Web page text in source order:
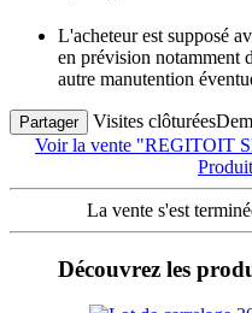
L'acheteur est supposé
en prévision notamment
autre manutention
Partager Visites clôturées
Voir la vente "REGITOIT
La vente s'est
Découvrez les